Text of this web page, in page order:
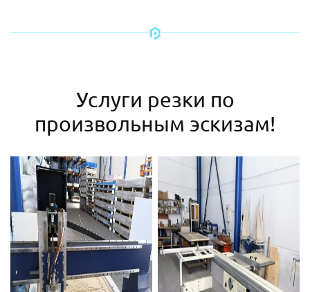
Услуги резки по
произвольным эскизам!